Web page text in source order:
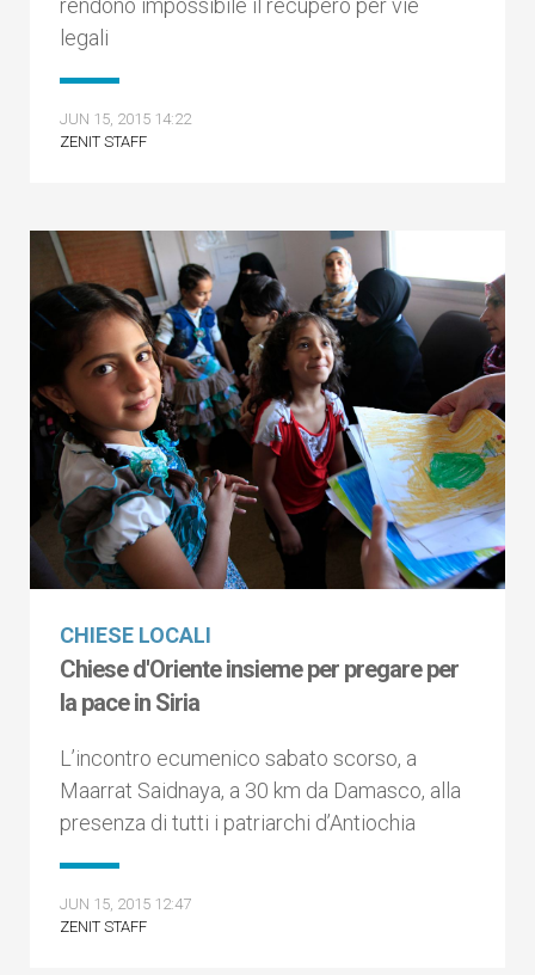
rendono impossibile il recupero per vie
legali
JUN 15, 2015 14:22
ZENIT STAFF
CHIESE LOCALI
Chiese d'Oriente insieme per pregare per
la pace in Siria
L’incontro ecumenico sabato scorso, a
Maarrat Saidnaya, a 30 km da Damasco, alla
presenza di tutti i patriarchi d’Antiochia
JUN 15, 2015 12:47
ZENIT STAFF